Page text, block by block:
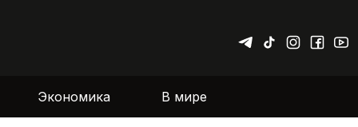
Экономика В мире